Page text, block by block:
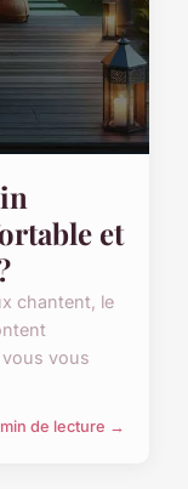
et
chantent, le
vous
de lecture →